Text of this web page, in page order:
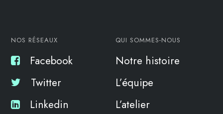
NOS RÉSEAUX
Facebook
Twitter
Linkedin
QUI SOMMES-NOUS
Notre histoire
L’équipe
L’atelier